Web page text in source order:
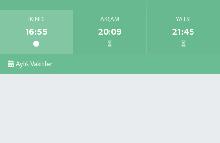
İKINDI
16:55
AKŞAM
20:09
YATSI
21:45
Aylık Vakitler